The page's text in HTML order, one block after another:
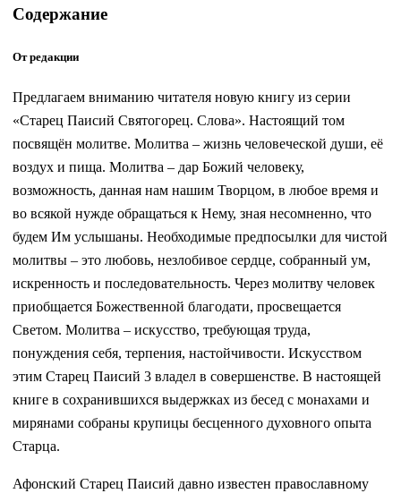
Содержание
От редакции
Предлагаем вниманию читателя новую книгу из серии
«Старец Паисий Святогорец. Слова». Настоящий том
посвящён молитве. Молитва – жизнь человеческой души, её
воздух и пища. Молитва – дар Божий человеку,
возможность, данная нам нашим Творцом, в любое время и
во всякой нужде обращаться к Нему, зная несомненно, что
будем Им услышаны. Необходимые предпосылки для чистой
молитвы – это любовь, незлобивое сердце, собранный ум,
искренность и последовательность. Через молитву человек
приобщается Божественной благодати, просвещается
Светом. Молитва – искусство, требующая труда,
понуждения себя, терпения, настойчивости. Искусством
этим Старец Паисий 3 владел в совершенстве. В настоящей
книге в сохранившихся выдержках из бесед с монахами и
мирянами собраны крупицы бесценного духовного опыта
Старца.
Афонский Старец Паисий давно известен православному